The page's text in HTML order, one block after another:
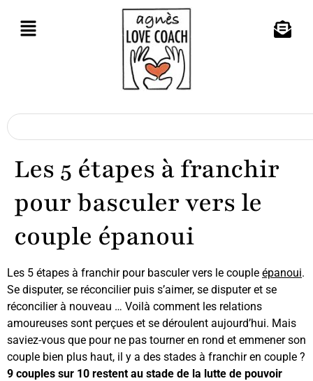
Les 5 étapes à franchir
pour basculer vers le
couple épanoui
Les 5 étapes à franchir pour basculer vers le couple épanoui.
Se disputer, se réconcilier puis s’aimer, se disputer et se
réconcilier à nouveau … Voilà comment les relations
amoureuses sont perçues et se déroulent aujourd’hui. Mais
saviez-vous que pour ne pas tourner en rond et emmener son
couple bien plus haut, il y a des stades à franchir en couple ?
9 couples sur 10 restent au stade de la lutte de pouvoir